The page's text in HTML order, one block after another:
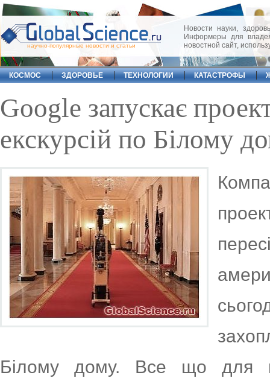
научно-популярные новости и статьи
Новости науки,
Информеры для
новостной сайт,
КОСМОС ЗДОРОВЬЕ ТЕХНОЛОГИИ КАТАСТРОФЫ
Google запускає
екскурсій по Білому
Білому дому. Все що для